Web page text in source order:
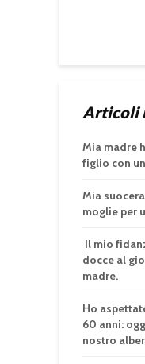
Articoli
Mia madre
figlio con
Mia
moglie per
Il mio
docce al
madre.
Ho
60 anni:
nostro